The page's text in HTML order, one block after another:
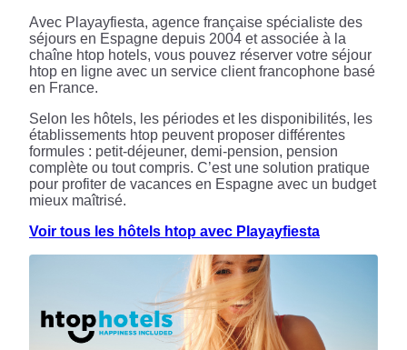
Avec Playayfiesta, agence française spécialiste des
séjours en Espagne depuis 2004 et associée à la
chaîne htop hotels, vous pouvez réserver votre séjour
htop en ligne avec un service client francophone basé
en France.
Selon les hôtels, les périodes et les disponibilités, les
établissements htop peuvent proposer différentes
formules : petit-déjeuner, demi-pension, pension
complète ou tout compris. C’est une solution pratique
pour profiter de vacances en Espagne avec un budget
mieux maîtrisé.
Voir tous les hôtels htop avec Playayfiesta